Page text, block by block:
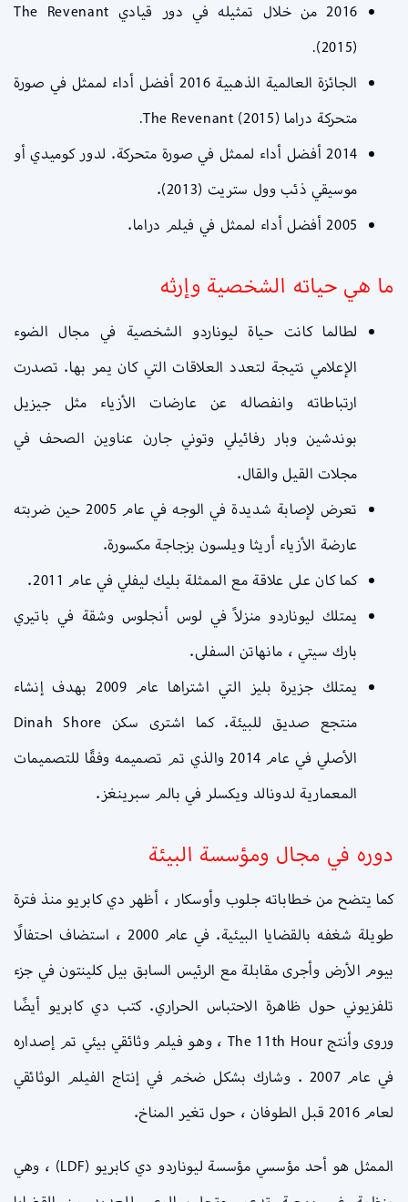
2016 من خلال تمثيله في دور قيادي The Revenant
(2015).
الجائزة العالمية الذهبية 2016 أفضل أداء لممثل في صورة
متحركة دراما The Revenant (2015).
2014 أفضل أداء لممثل في صورة متحركة. لدور كوميدي أو
موسيقي ذئب وول ستريت (2013).
2005 أفضل أداء لممثل في فيلم دراما.
ما هي حياته الشخصية وإرثه
لطالما كانت حياة ليوناردو الشخصية في مجال الضوء
الإعلامي نتيجة لتعدد العلاقات التي كان يمر بها. تصدرت
ارتباطاته وانفصاله عن عارضات الأزياء مثل جيزيل
بوندشين وبار رفائيلي وتوني جارن عناوين الصحف في
مجلات القيل والقال.
تعرض لإصابة شديدة في الوجه في عام 2005 حين ضربته
عارضة الأزياء أريثا ويلسون بزجاجة مكسورة.
كما كان على علاقة مع الممثلة بليك ليفلي في عام 2011.
يمتلك ليوناردو منزلاً في لوس أنجلوس وشقة في باتيري
بارك سيتي ، مانهاتن السفلى.
يمتلك جزيرة بليز التي اشتراها عام 2009 بهدف إنشاء
منتجع صديق للبيئة. كما اشترى سكن Dinah Shore
الأصلي في عام 2014 والذي تم تصميمه وفقًا للتصميمات
المعمارية لدونالد ويكسلر في بالم سبرينغز.
دوره في مجال ومؤسسة البيئة
كما يتضح من خطاباته جلوب وأوسكار ، أظهر دي كابريو منذ فترة
طويلة شغفه بالقضايا البيئية. في عام 2000 ، استضاف احتفالًا
بيوم الأرض وأجرى مقابلة مع الرئيس السابق بيل كلينتون في جزء
تلفزيوني حول ظاهرة الاحتباس الحراري. كتب دي كابريو أيضًا
وروى وأنتج The 11th Hour ، وهو فيلم وثائقي بيئي تم إصداره
في عام 2007 . وشارك بشكل ضخم في إنتاج الفيلم الوثائقي
لعام 2016 قبل الطوفان ، حول تغير المناخ.
الممثل هو أحد مؤسسي مؤسسة ليوناردو دي كابريو (LDF) ، وهي